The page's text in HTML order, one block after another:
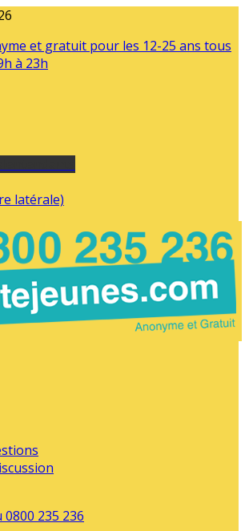
et gratuit pour les 12-25 ans tous
à 23h
latérale)